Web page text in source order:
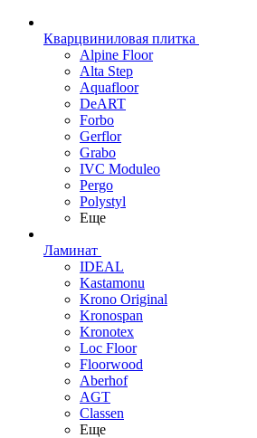
Кварцвиниловая плитка
Alpine Floor
Alta Step
Aquafloor
DeART
Forbo
Gerflor
Grabo
IVC Moduleo
Pergo
Polystyl
Еще
Ламинат
IDEAL
Kastamonu
Krono Original
Kronospan
Kronotex
Loc Floor
Floorwood
Aberhof
AGT
Classen
Еще